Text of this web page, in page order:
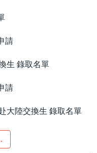
請
生 錄取名單
請
大陸交換生 錄取名單